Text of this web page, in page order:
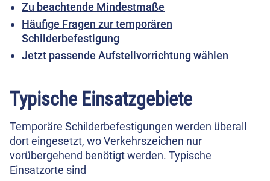
Zu beachtende Mindestmaße
Häufige Fragen zur temporären
Schilderbefestigung
Jetzt passende Aufstellvorrichtung wählen
Typische Einsatzgebiete
Temporäre Schilderbefestigungen werden überall
dort eingesetzt, wo Verkehrszeichen nur
vorübergehend benötigt werden. Typische
Einsatzorte sind